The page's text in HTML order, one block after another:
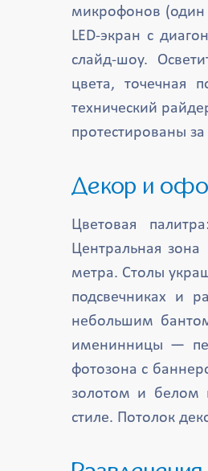
микрофонов (один
LED-экран с
слайд-шоу.
цвета, точечная
технический
протестированы
Декор и
Цветовая
Центральная
метра. Столы
подсвечниках и
небольшим
именинницы —
фотозона с
золотом и белом
стиле. Потолок